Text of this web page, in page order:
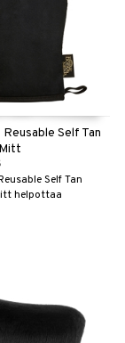
Reusable Self Tan
Self Tan
helpottaa
tuotteen